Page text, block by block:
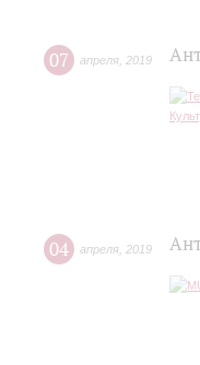
07 апреля 2019
04 апреля 2019